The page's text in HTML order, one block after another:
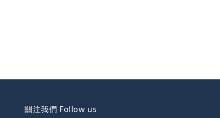
關注我們 Follow us